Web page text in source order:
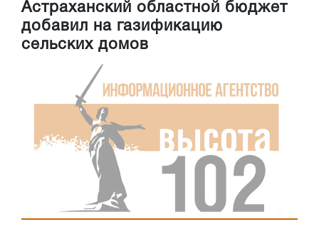
Астраханский областной бюджет
добавил на газификацию
сельских домов